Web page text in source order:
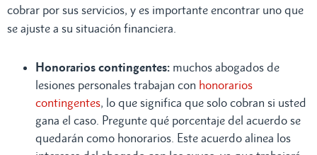
cobrar por sus servicios, y es importante encontrar uno que
se ajuste a su situación financiera.
Honorarios contingentes: muchos abogados de
lesiones personales trabajan con honorarios
contingentes, lo que significa que solo cobran si usted
gana el caso. Pregunte qué porcentaje del acuerdo se
quedarán como honorarios. Este acuerdo alinea los